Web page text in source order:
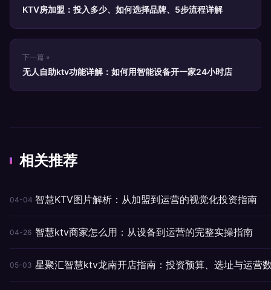
KTV房加盟：投入多少、如何选择品牌、5步流程详解
下一篇 »
无人自助ktv功能详解：如何用智能设备开一家24小时店
相关推荐
04-04 智慧KTV图片解析：从加盟到运营的视觉化投资指南
04-26 智慧ktv商家怎么用：从设备到运营的完整实操指南
05-03 星聚汇智慧ktv龙南开店指南：投资预算、选址与运营